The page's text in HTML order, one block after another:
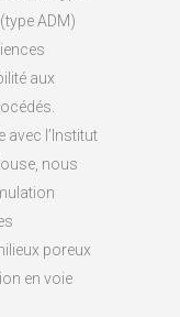
ADM)
aux
l’Institut
nous
poreux
en voie